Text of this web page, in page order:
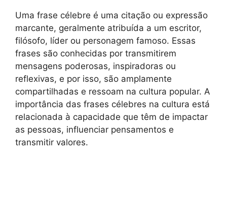
Uma frase célebre é uma citação ou expressão
marcante, geralmente atribuída a um escritor,
filósofo, líder ou personagem famoso. Essas
frases são conhecidas por transmitirem
mensagens poderosas, inspiradoras ou
reflexivas, e por isso, são amplamente
compartilhadas e ressoam na cultura popular. A
importância das frases célebres na cultura está
relacionada à capacidade que têm de impactar
as pessoas, influenciar pensamentos e
transmitir valores.